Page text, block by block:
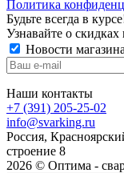
Политика
Будьте всегда в
Узнавайте о
Новости магазина
Наши контакты
+7 (391) 205-25-02
info@svarking.ru
Россия,
строение 8
2026 © Оптима -